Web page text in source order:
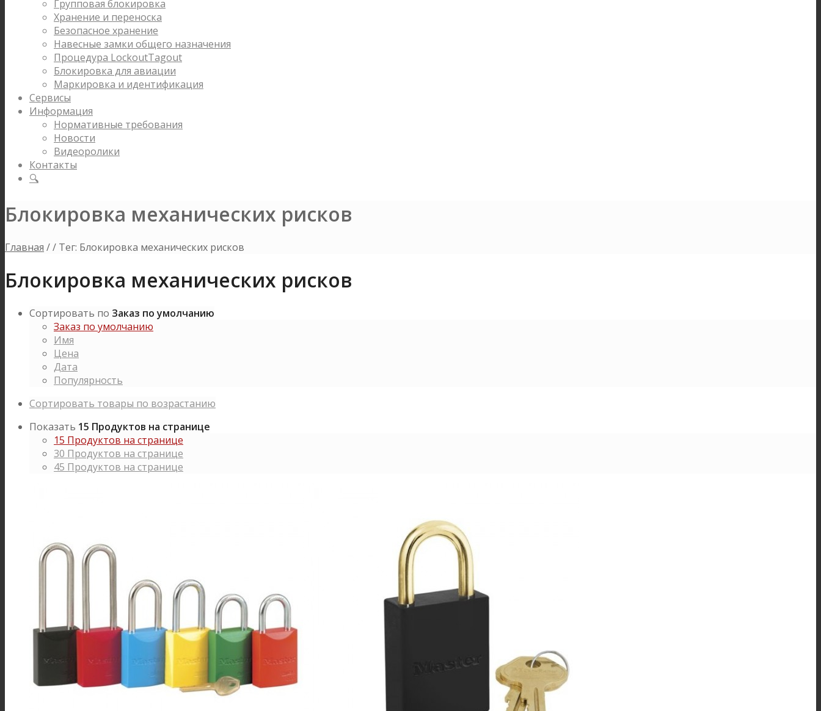
Групповая блокировка
Хранение и переноска
Безопасное хранение
Навесные замки общего назначения
Процедура LockoutTagout
Блокировка для авиации
Маркировка и идентификация
Сервисы
Информация
Нормативные требования
Новости
Видеоролики
Контакты
🔍
Блокировка механических рисков
Главная // Тег: Блокировка механических рисков
Блокировка механических рисков
Сортировать по Заказ по умолчанию
Заказ по умолчанию
Имя
Цена
Дата
Популярность
Сортировать товары по возрастанию
Показать 15 Продуктов на странице
15 Продуктов на странице
30 Продуктов на странице
45 Продуктов на странице